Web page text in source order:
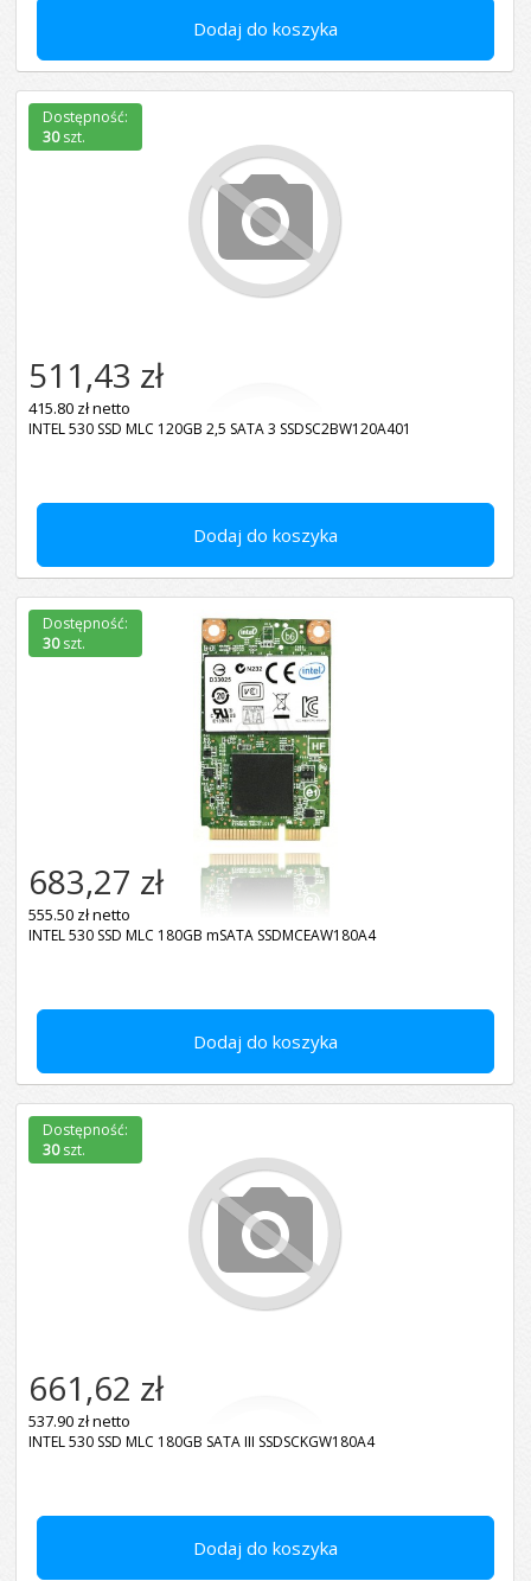
Dodaj do koszyka
Dodaj do koszyka
511,43 zł
415.80 zł netto
INTEL 530 SSD MLC 120GB 2,5 SATA 3 SSDSC2BW120A401
Dostępność:
30szt.
Dodaj do koszyka
683,27 zł
555.50 zł netto
INTEL 530 SSD MLC 180GB mSATA SSDMCEAW180A4
Dostępność:
30szt.
Dodaj do koszyka
661,62 zł
537.90 zł netto
INTEL 530 SSD MLC 180GB SATA III SSDSCKGW180A4
Dostępność:
30szt.